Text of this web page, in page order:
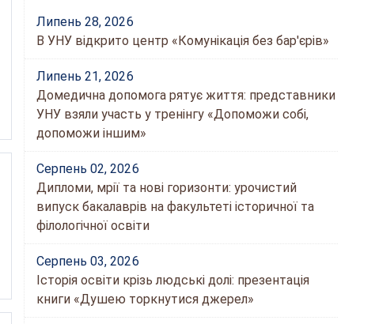
Липень 28, 2026
В УНУ відкрито центр «Комунікація без бар'єрів»
Липень 21, 2026
Домедична допомога рятує життя: представники
УНУ взяли участь у тренінгу «Допоможи собі,
допоможи іншим»
Серпень 02, 2026
Дипломи, мрії та нові горизонти: урочистий
випуск бакалаврів на факультеті історичної та
філологічної освіти
Серпень 03, 2026
Історія освіти крізь людські долі: презентація
книги «Душею торкнутися джерел»